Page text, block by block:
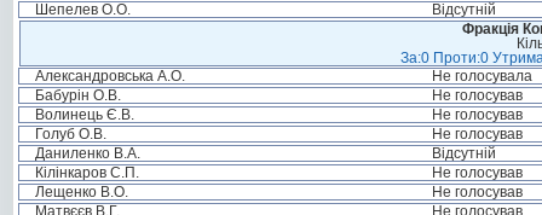
Шепелев О.О.
Відсутній
Фракція
За:0 Проти:0
Александровська А.О.
Не голосувала
Бабурін О.В.
Не голосував
Волинець Є.В.
Не голосував
Голуб О.В.
Не голосував
Даниленко В.А.
Відсутній
Кілінкаров С.П.
Не голосував
Лещенко В.О.
Не голосував
Матвєєв В.Г.
Не голосував